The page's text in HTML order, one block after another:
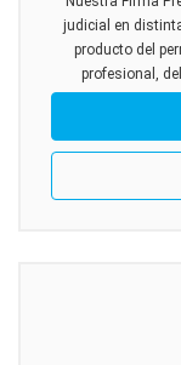
judicial en
producto del
profesional,